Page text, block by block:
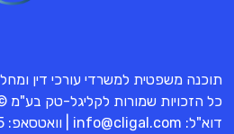
תוכנה משפטית למשרדי עורכי דין
כל הזכויות שמורות לקליגל-טק בע"מ ©
דוא"ל: info@cligal.com | וואטסאפ: